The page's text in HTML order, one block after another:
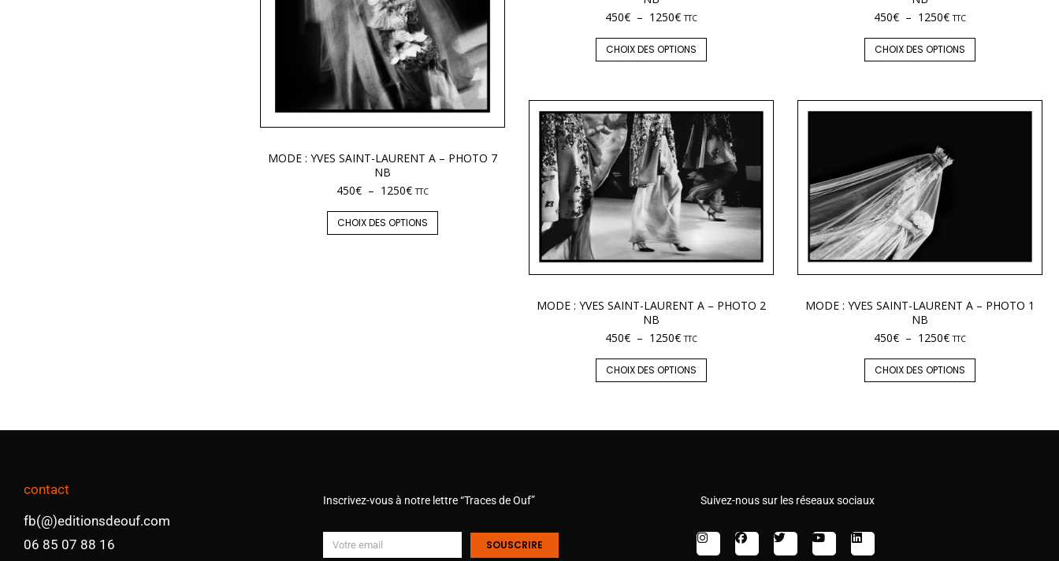
MODE : YVES SAINT-LAURENT A – PHOTO 7
NB
450€ – 1250€ TTC
CHOIX DES OPTIONS
450€ – 1250€ TTC
CHOIX DES OPTIONS
450€ – 1250€ TTC
CHOIX DES OPTIONS
MODE : YVES SAINT-LAURENT A – PHOTO 2
NB
450€ – 1250€ TTC
CHOIX DES OPTIONS
MODE : YVES SAINT-LAURENT A – PHOTO 1
NB
450€ – 1250€ TTC
CHOIX DES OPTIONS
contact
fb(@)editionsdeouf.com
06 85 07 88 16
Inscrivez-vous à notre lettre “Traces de Ouf”
SOUSCRIRE
Suivez-nous sur les réseaux sociaux